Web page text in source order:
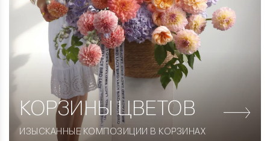
КОРЗИНЫ ЦВЕТОВ
ИЗЫСКАННЫЕ КОМПОЗИЦИИ В КОРЗИНАХ